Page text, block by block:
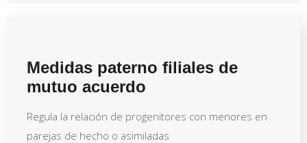
Medidas paterno filiales de
mutuo acuerdo
Regula la relación de progenitores con menores en
parejas de hecho o asimiladas